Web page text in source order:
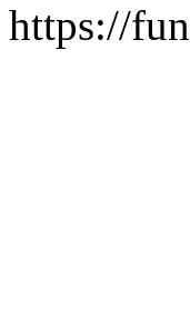
https://